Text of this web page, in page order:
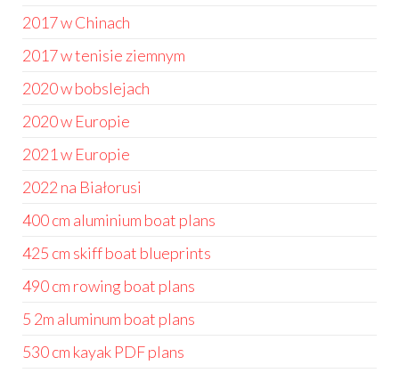
2017 w Chinach
2017 w tenisie ziemnym
2020 w bobslejach
2020 w Europie
2021 w Europie
2022 na Białorusi
400 cm aluminium boat plans
425 cm skiff boat blueprints
490 cm rowing boat plans
5 2m aluminum boat plans
530 cm kayak PDF plans